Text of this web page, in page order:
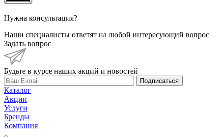
Нужна консультация?
Наши специалисты ответят на любой интересующий вопрос
Задать вопрос
Будьте в курсе наших акций и новостей
Подписаться
Каталог
Акции
Услуги
Бренды
Компания